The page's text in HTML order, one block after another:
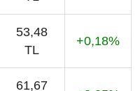
53,48
TL
+0,18%
61,67